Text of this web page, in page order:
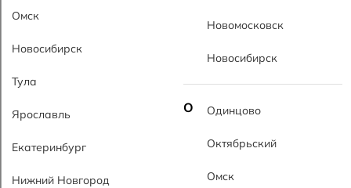
Омск
Новосибирск
Тула
Ярославль
Екатеринбург
Нижний Новгород
Новомосковск
Новосибирск
О Одинцово
Октябрьский
Омск